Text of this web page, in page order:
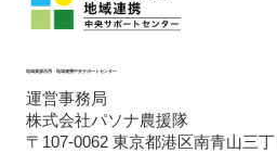
地域資源活用・地域連携中央サポートセンター
運営事務局
株式会社パソナ農援隊
〒107-0062 東京都港区南青山三